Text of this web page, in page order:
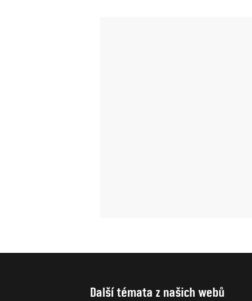
Další témata z našich webů